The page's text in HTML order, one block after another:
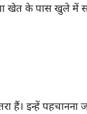
के पास खुले में
हैं। इन्हें